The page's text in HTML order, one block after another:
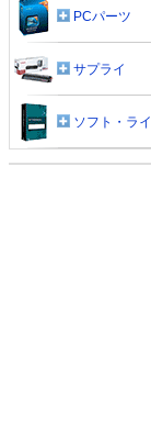
PCパーツ
サプライ
ソフト・ラ